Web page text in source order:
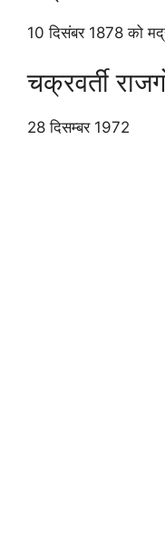
10 दिसंबर 1878 को
चक्रवर्ती
28 दिसम्बर 1972